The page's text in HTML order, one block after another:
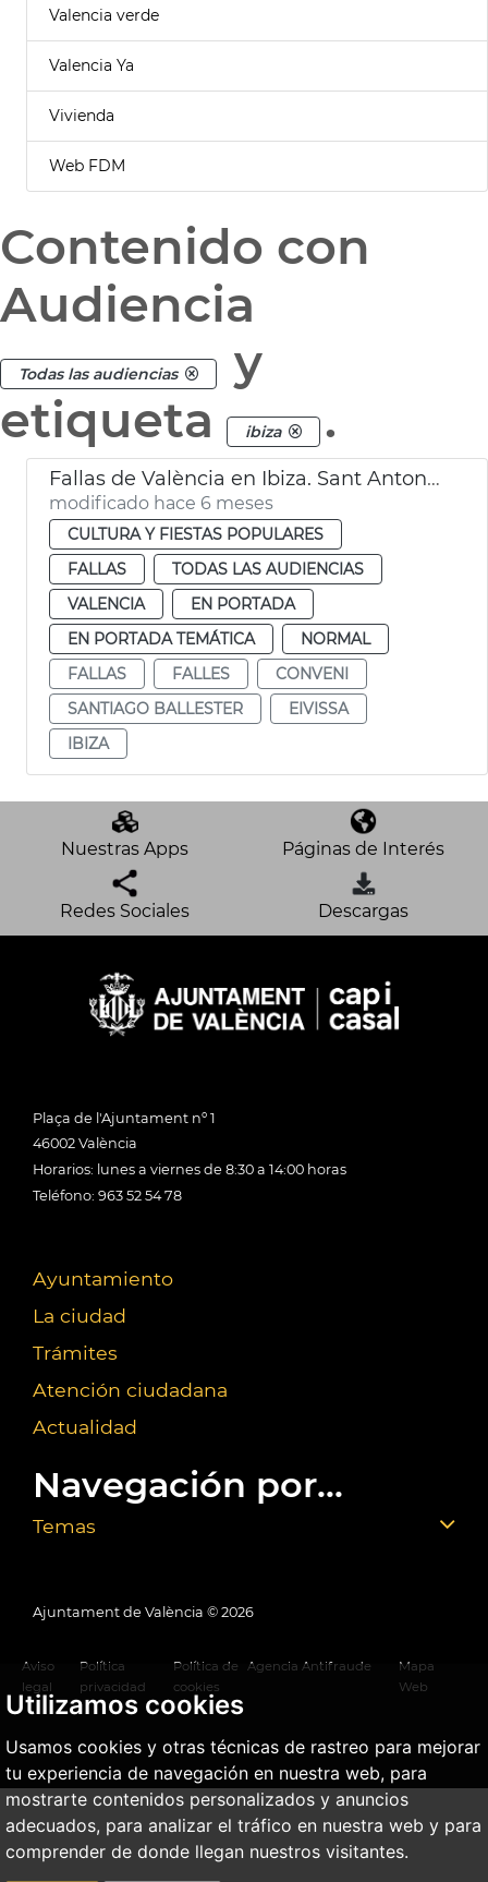
Utilizamos cookies
Usamos cookies y otras técnicas de rastreo para mejorar
tu experiencia de navegación en nuestra web, para
mostrarte contenidos personalizados y anuncios
adecuados, para analizar el tráfico en nuestra web y para
comprender de donde llegan nuestros visitantes.
Valencia verde
Valencia Ya
Vivienda
Web FDM
Contenido con
Audiencia
Todas las audiencias
y
etiqueta
ibiza .
Fallas de València en Ibiza. Sant Antoni de Portmany
modificado hace 6 meses
CULTURA Y FIESTAS POPULARES
FALLAS
TODAS LAS AUDIENCIAS
VALENCIA
EN PORTADA
EN PORTADA TEMÁTICA
NORMAL
FALLAS
FALLES
CONVENI
SANTIAGO BALLESTER
EIVISSA
IBIZA
Nuestras Apps Páginas de Interés
Redes Sociales Descargas
Plaça de l'Ajuntament nº 1
46002 València
Horarios: lunes a viernes de 8:30 a 14:00 horas
Teléfono: 963 52 54 78
Ayuntamiento
La ciudad
Trámites
Atención ciudadana
Actualidad
Navegación por...
Temas
Ajuntament de València © 2026
Aviso
legal
Política
privacidad
Política de
cookies
Agencia Antifraude
Mapa
Web